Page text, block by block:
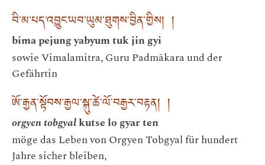
བི་མ་པད་འབྱུང་ཡབ་ཡུམ་ཐུགས་བྱིན་གྱིས། །
bima pejung yabyum tuk jin gyi
sowie Vimalamitra, Guru Padmākara und der
Gefährtin
ཨོ་རྒྱན་སྟོབས་རྒྱལ་སྐུ་ཚེ་ལོ་བརྒྱར་བརྟན། །
orgyen tobgyalkutse lo gyar ten
möge das Leben von Orgyen Tobgyal für hundert
Jahre sicher bleiben,